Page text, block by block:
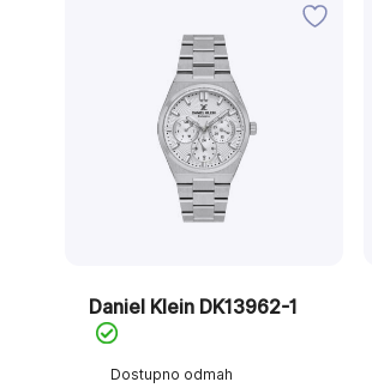
Dostupno odmah
Daniel Klein DK13962-1